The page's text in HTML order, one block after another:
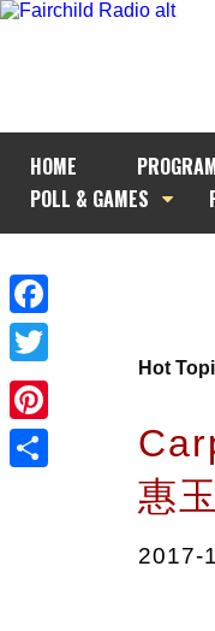
HOME
POLL & GAMES
Facebook
Twitter
Pinterest
Hot
惠
2017-